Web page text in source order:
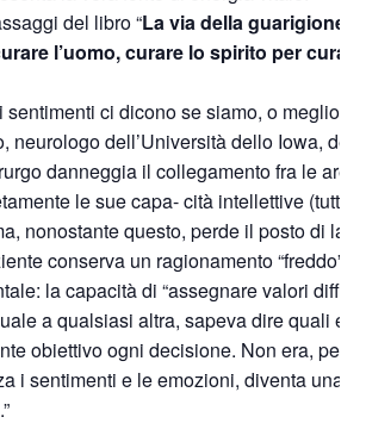
del libro “La via della guarigione
l’uomo, curare lo spirito per
sentimenti ci dicono se siamo, o meglio,
neurologo dell’Università dello Iowa,
danneggia il collegamento fra le
le sue capa- cità intellettive (tutti
nonostante questo, perde il posto di
conserva un ragionamento
la capacità di “assegnare valori
a qualsiasi altra, sapeva dire quali
obiettivo ogni decisione. Non era,
i sentimenti e le emozioni, diventa una